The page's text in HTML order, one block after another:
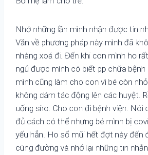
Nhớ những lần mình nhận được tin
Văn về phương pháp này mình đã
nhàng xoá đi. Đến khi con mình ho
ngủ được mình có biết pp chữa bệnh
mình cũng làm cho con vì bé còn
không dám tác động lên các huyệt.
uống siro. Cho con đi bệnh viện. Nói
đủ cách có thể nhưng bé mình bị
yếu hẳn. Ho sổ mũi hết đợt này đến
cùng đường và nhớ lại những tin